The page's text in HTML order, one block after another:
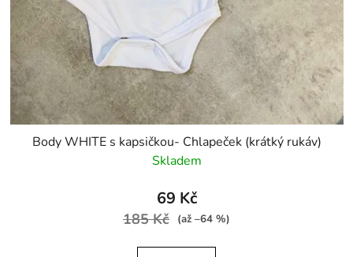
Body WHITE s kapsičkou- Chlapeček (krátký rukáv)
Skladem
69 Kč
185 Kč (až –64 %)